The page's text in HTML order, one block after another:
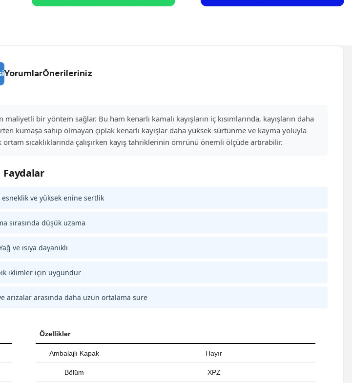
YorumlarÖnerileriniz
bir yöntem sağlar. Bu ham kenarlı kamalı kayışların iç kısımlarında, kayışların daha
kumaşa sahip olmayan çıplak kenarlı kayışlar daha yüksek sürtünme ve kayma yoluyla
sıcaklıklarında çalışırken kayış tahriklerinin ömrünü önemli ölçüde artırabilir.
Faydalar
ve yüksek enine sertlik
sırasında düşük uzama
ve ısıya dayanıklı
iklimler için uygundur
arızalar arasında daha uzun ortalama süre
Özellikler
Ambalajlı Kapak Hayır
Bölüm XPZ